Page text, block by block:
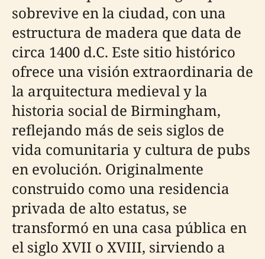
sobrevive en la ciudad, con una
estructura de madera que data de
circa 1400 d.C. Este sitio histórico
ofrece una visión extraordinaria de
la arquitectura medieval y la
historia social de Birmingham,
reflejando más de seis siglos de
vida comunitaria y cultura de pubs
en evolución. Originalmente
construido como una residencia
privada de alto estatus, se
transformó en una casa pública en
el siglo XVII o XVIII, sirviendo a